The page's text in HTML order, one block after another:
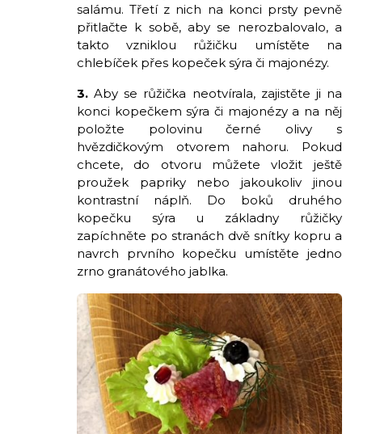
salámu. Třetí z nich na konci prsty pevně
přitlačte k sobě, aby se nerozbalovalo, a
takto vzniklou růžičku umístěte na
chlebíček přes kopeček sýra či majonézy.
3.Aby se růžička neotvírala, zajistěte ji na
konci kopečkem sýra či majonézy a na něj
položte polovinu černé olivy s
hvězdičkovým otvorem nahoru. Pokud
chcete, do otvoru můžete vložit ještě
proužek papriky nebo jakoukoliv jinou
kontrastní náplň. Do boků druhého
kopečku sýra u základny růžičky
zapíchněte po stranách dvě snítky kopru a
navrch prvního kopečku umístěte jedno
zrno granátového jablka.